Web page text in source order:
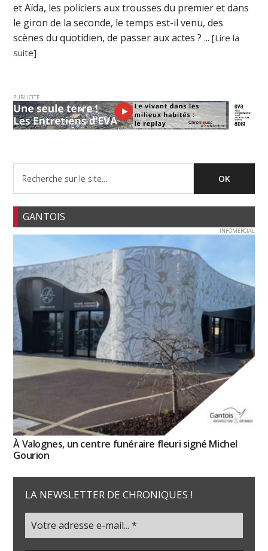
et Aïda, les policiers aux trousses du premier et dans
le giron de la seconde, le temps est-il venu, des
scènes du quotidien, de passer aux actes ? ...[Lire la
suite]
PUBLICITE
GANTOIS
INFOMERCIAL
À Valognes, un centre funéraire fleuri signé Michel
Gourion
LA NEWSLETTER DE CHRONIQUES !